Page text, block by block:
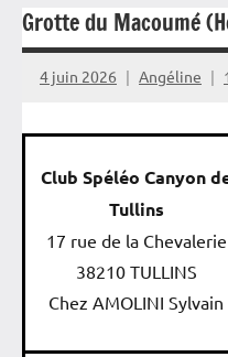
Grotte du Macoumé
4 juin 2026 Angéline
Club Spéléo Canyon
Tullins
17 rue de la Chevalerie
38210 TULLINS
Chez AMOLINI Sylvain